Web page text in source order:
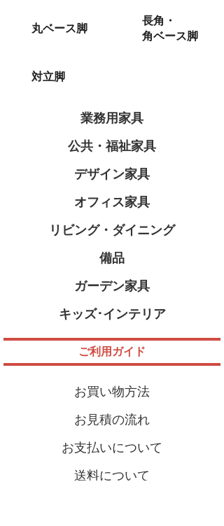
丸ベース脚
長角・
角ベース脚
対立脚
業務用家具
公共・福祉家具
デザイン家具
オフィス家具
リビング・ダイニング
備品
ガーデン家具
キッズ･インテリア
ご利用ガイド
お買い物方法
お見積の流れ
お支払いについて
送料について